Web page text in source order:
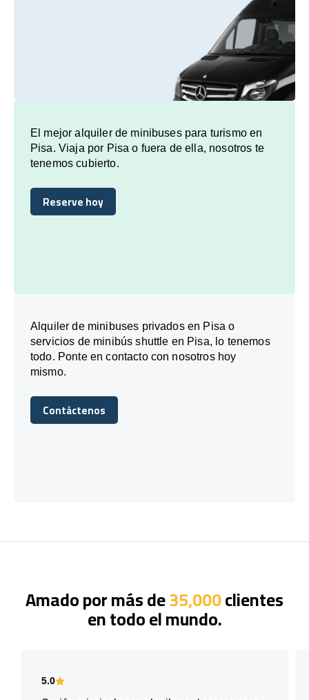
El mejor alquiler de minibuses para turismo en
Pisa. Viaja por Pisa o fuera de ella, nosotros te
tenemos cubierto.
Reserve hoy
Reserve hoy
Alquiler de minibuses privados en Pisa o
servicios de minibús shuttle en Pisa, lo tenemos
todo. Ponte en contacto con nosotros hoy
mismo.
Contáctenos
Contáctenos
Amado por más de35,000clientes
en todo el mundo.
5.0